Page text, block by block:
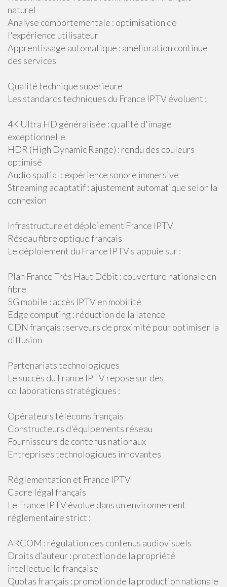
naturel
Analyse comportementale : optimisation de
l'expérience utilisateur
Apprentissage automatique : amélioration continue
des services
Qualité technique supérieure
Les standards techniques du France IPTV évoluent :
4K Ultra HD généralisée : qualité d'image
exceptionnelle
HDR (High Dynamic Range) : rendu des couleurs
optimisé
Audio spatial : expérience sonore immersive
Streaming adaptatif : ajustement automatique selon la
connexion
Infrastructure et déploiement France IPTV
Réseau fibre optique français
Le déploiement du France IPTV s'appuie sur :
Plan France Très Haut Débit : couverture nationale en
fibre
5G mobile : accès IPTV en mobilité
Edge computing : réduction de la latence
CDN français : serveurs de proximité pour optimiser la
diffusion
Partenariats technologiques
Le succès du France IPTV repose sur des
collaborations stratégiques :
Opérateurs télécoms français
Constructeurs d'équipements réseau
Fournisseurs de contenus nationaux
Entreprises technologiques innovantes
Réglementation et France IPTV
Cadre légal français
Le France IPTV évolue dans un environnement
réglementaire strict :
ARCOM : régulation des contenus audiovisuels
Droits d'auteur : protection de la propriété
intellectuelle française
Quotas français : promotion de la production nationale